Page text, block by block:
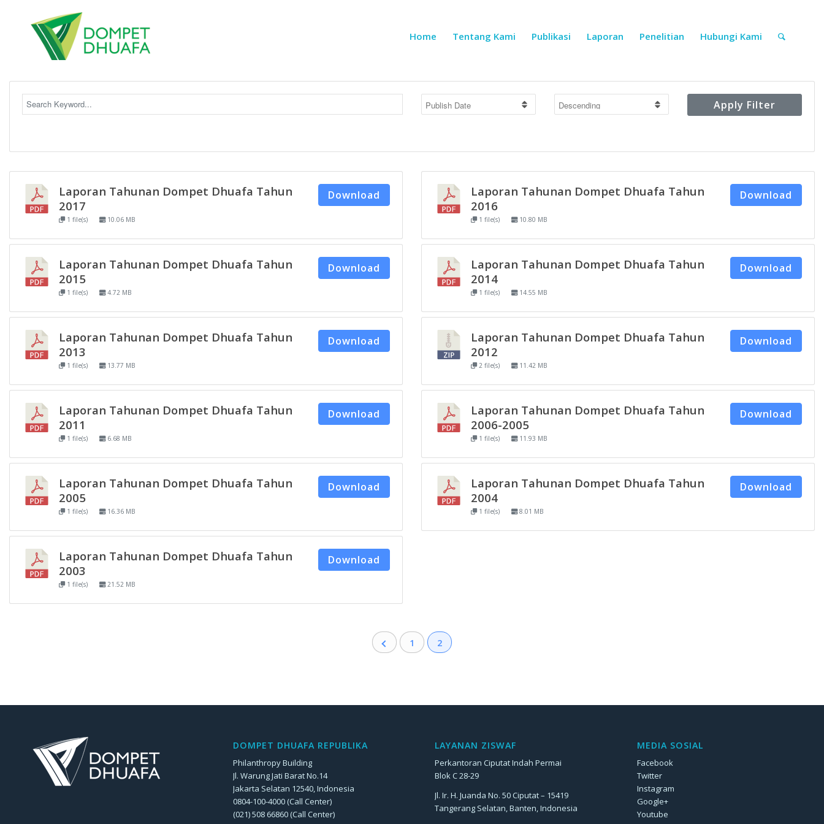
Home Tentang Kami Publikasi Laporan Penelitian Hubungi Kami
Apply Filter
Laporan Tahunan Dompet Dhuafa Tahun
2017
1 file(s) 10.06 MB
Download
Laporan Tahunan Dompet Dhuafa Tahun
2016
1 file(s) 10.80 MB
Download
Laporan Tahunan Dompet Dhuafa Tahun
2015
1 file(s) 4.72 MB
Download
Laporan Tahunan Dompet Dhuafa Tahun
2014
1 file(s) 14.55 MB
Download
Laporan Tahunan Dompet Dhuafa Tahun
2013
1 file(s) 13.77 MB
Download
Laporan Tahunan Dompet Dhuafa Tahun
2012
2 file(s) 11.42 MB
Download
Laporan Tahunan Dompet Dhuafa Tahun
2011
1 file(s) 6.68 MB
Download
Laporan Tahunan Dompet Dhuafa Tahun
2006-2005
1 file(s) 11.93 MB
Download
Laporan Tahunan Dompet Dhuafa Tahun
2005
1 file(s) 16.36 MB
Download
Laporan Tahunan Dompet Dhuafa Tahun
2004
1 file(s) 8.01 MB
Download
Laporan Tahunan Dompet Dhuafa Tahun
2003
1 file(s) 21.52 MB
Download
1 2
DOMPET DHUAFA REPUBLIKA
Philanthropy Building
Jl. Warung Jati Barat No.14
Jakarta Selatan 12540, Indonesia
0804-100-4000 (Call Center)
(021) 508 66860 (Call Center)
LAYANAN ZISWAF
Perkantoran Ciputat Indah Permai
Blok C 28-29
Jl. Ir. H. Juanda No. 50 Ciputat – 15419
Tangerang Selatan, Banten, Indonesia
MEDIA SOSIAL
Facebook
Twitter
Instagram
Google+
Youtube